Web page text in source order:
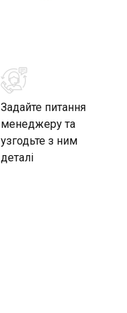
Задайте питання
менеджеру та
узгодьте з ним
деталі